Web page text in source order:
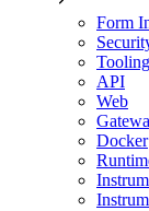
Form
Tooling
API
Web
Docker